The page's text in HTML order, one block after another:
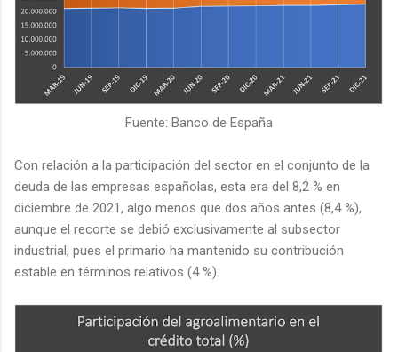
Fuente: Banco de España
Con relación a la participación del sector en el conjunto de la
deuda de las empresas españolas, esta era del 8,2 % en
diciembre de 2021, algo menos que dos años antes (8,4 %),
aunque el recorte se debió exclusivamente al subsector
industrial, pues el primario ha mantenido su contribución
estable en términos relativos (4 %).